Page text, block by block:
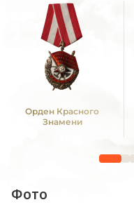
Орден Красного
Знамени
Фото